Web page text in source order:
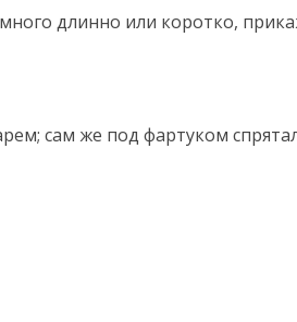
длинно или коротко,
сам же под фартуком